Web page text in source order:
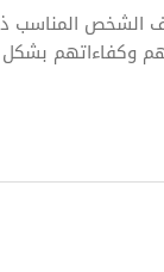
الشخص
وكفاءاتهم